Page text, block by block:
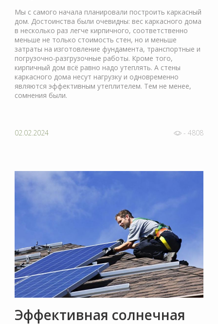
Мы с самого начала планировали построить каркасный
дом. Достоинства были очевидны: вес каркасного дома
в несколько раз легче кирпичного, соответственно
меньше не только стоимость стен, но и меньше
затраты на изготовление фундамента, транспортные и
погрузочно-разгрузочные работы. Кроме того,
кирпичный дом всё равно надо утеплять. А стены
каркасного дома несут нагрузку и одновременно
являются эффективным утеплителем. Тем не менее,
сомнения были.
02.02.2024 - 4808
Эффективная солнечная